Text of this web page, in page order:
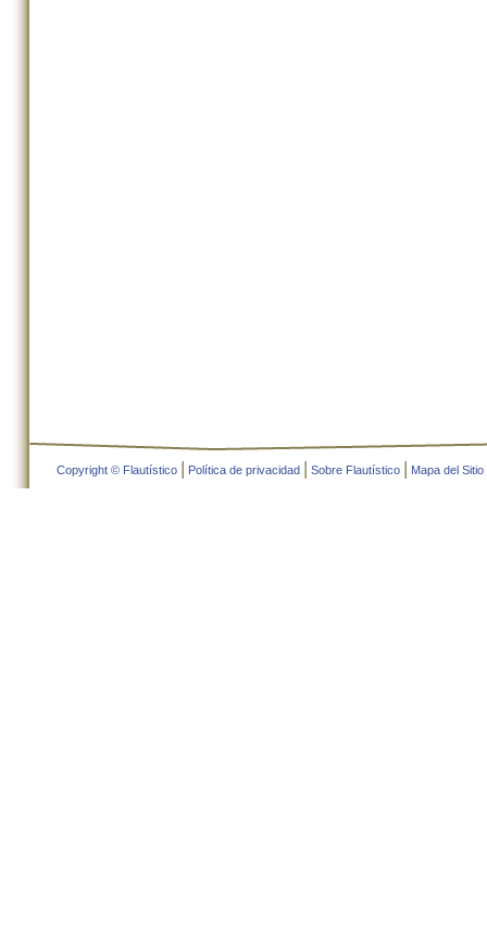
Copyright © Flautístico | Política de privacidad | Sobre Flautístico | Mapa del Sitio